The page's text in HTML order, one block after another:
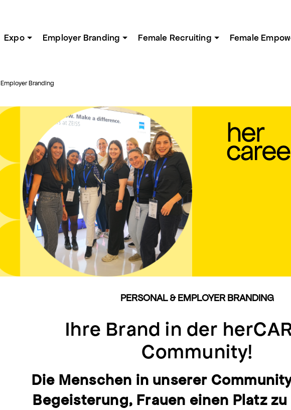
Expo Employer Branding Female Recruiting Female
Employer Branding
PERSONAL & EMPLOYER BRANDING
Ihre Brand in der
Community!
Die Menschen in unserer
Begeisterung, Frauen einen Platz